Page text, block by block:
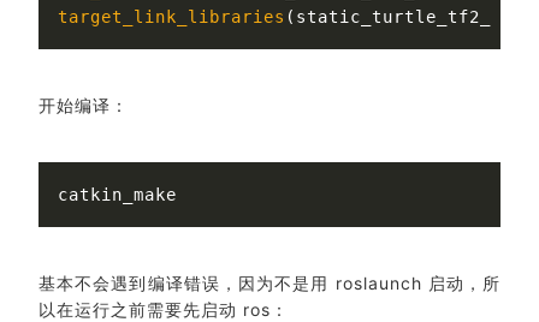
target_link_libraries (
开始编译：
基本不会遇到编译错误，因为不是用 roslaunch 启动，所
以在运行之前需要先启动 ros：